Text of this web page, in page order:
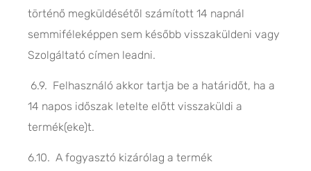
történő megküldésétől számított 14 napnál
semmiféleképpen sem később visszaküldeni vagy
Szolgáltató címen leadni.
6.9. Felhasználó akkor tartja be a határidőt, ha a
14 napos időszak letelte előtt visszaküldi a
termék(eke)t.
6.10. A fogyasztó kizárólag a termék